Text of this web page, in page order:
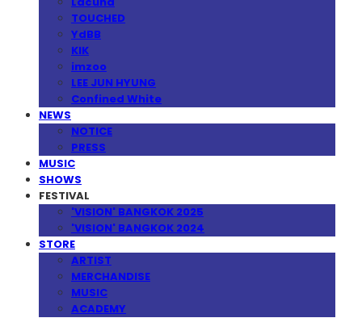
TOUCHED
YdBB
KIK
imzoo
LEE JUN HYUNG
Confined White
NEWS
NOTICE
PRESS
MUSIC
SHOWS
FESTIVAL
'VISION' BANGKOK 2025
'VISION' BANGKOK 2024
STORE
ARTIST
MERCHANDISE
MUSIC
ACADEMY